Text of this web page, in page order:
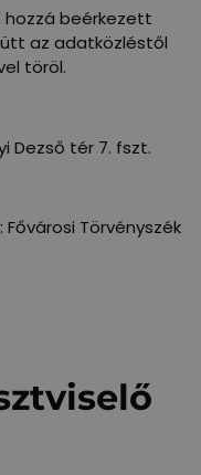
hozzá beérkezett
az adatközléstől
töröl.
Dezső tér 7. fszt.
Törvényszék